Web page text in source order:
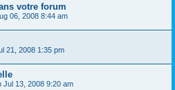
votre forum
06, 2008 8:44 am
21, 2008 1:35 pm
Jul 13, 2008 9:20 am